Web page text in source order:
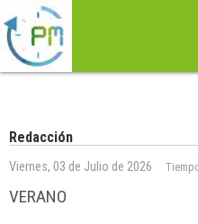
Redacción
Viernes, 03 de Julio de 2026
VERANO